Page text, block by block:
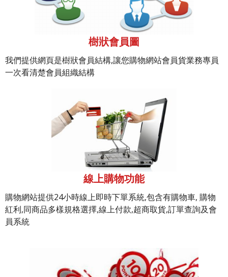
樹狀會員圖
我們提供網頁是樹狀會員結構,讓您購物網站會員貨業務專員
一次看清楚會員組織結構
線上購物功能
購物網站提供24小時線上即時下單系統,包含有購物車, 購物
紅利,同商品多樣規格選擇,線上付款,超商取貨,訂單查詢及會
員系統